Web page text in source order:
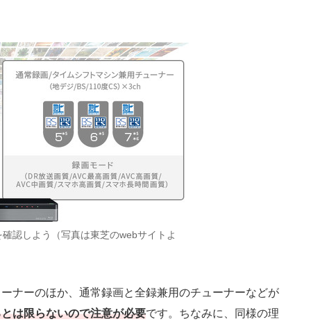
認しよう（写真は東芝のwebサイトよ
ーのほか、通常録画と全録兼用のチューナーなどが
は限らないので注意が必要です。ちなみに、同様の理